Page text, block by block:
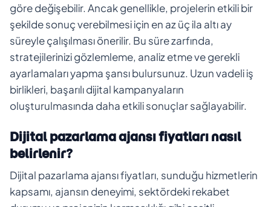
göre değişebilir. Ancak genellikle, projelerin etkili bir
şekilde sonuç verebilmesi için en az üç ila altı ay
süreyle çalışılması önerilir. Bu süre zarfında,
stratejilerinizi gözlemleme, analiz etme ve gerekli
ayarlamaları yapma şansı bulursunuz. Uzun vadeli iş
birlikleri, başarılı dijital kampanyaların
oluşturulmasında daha etkili sonuçlar sağlayabilir.
Dijital pazarlama ajansı fiyatları nasıl
belirlenir?
Dijital pazarlama ajansı fiyatları, sunduğu hizmetlerin
kapsamı, ajansın deneyimi, sektördeki rekabet